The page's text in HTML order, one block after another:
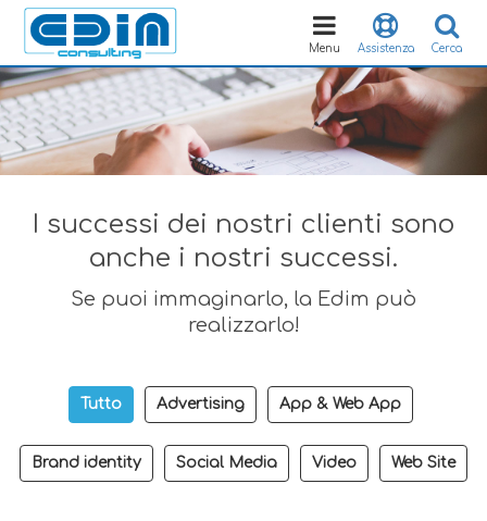
Cerca
Assistenza
Toggle
navigation
Menu
I successi dei nostri clienti sono
anche i nostri successi.
Se puoi immaginarlo, la Edim può
realizzarlo!
Tutto Advertising App & Web App
Brand identity Social Media Video Web Site